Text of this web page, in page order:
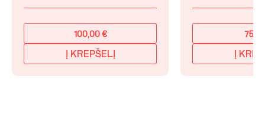
100,00 €
Į KREPŠELĮ Į